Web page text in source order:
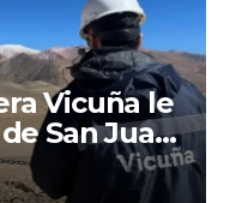
Vicuña le
San Juan
cómo un
y no